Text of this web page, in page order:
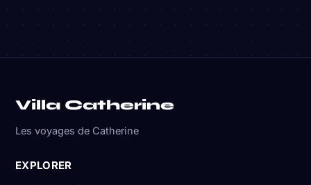
Villa Catherine
Les voyages de Catherine
EXPLORER